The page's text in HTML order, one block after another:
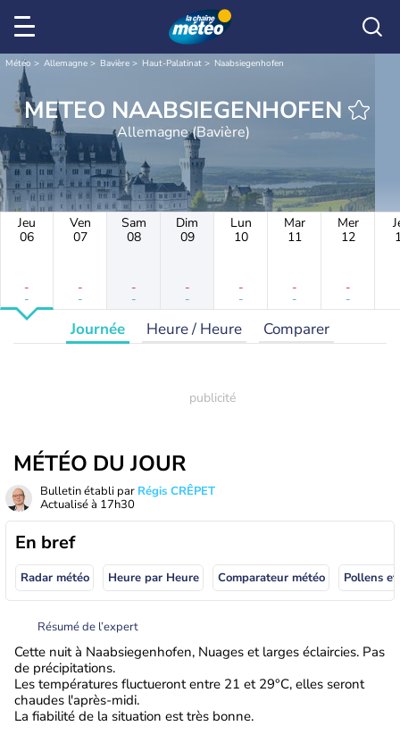
Météo Allemagne Bavière Haut-Palatinat Naabsiegenhofen
METEO NAABSIEGENHOFEN
Allemagne (Bavière)
Jeu
06
-
-
Ven
07
-
-
Sam
08
-
-
Dim
09
-
-
Lun
10
-
-
Mar
11
-
-
Mer
12
-
-
Journée Heure / Heure Comparer
MÉTÉO DU JOUR
Bulletin établi par Régis CRÊPET
Actualisé à 17h30
En bref
Radar météo Heure par Heure Comparateur météo Pollens
Résumé de l’expert
Cette nuit à Naabsiegenhofen, Nuages et larges éclaircies. Pas
de précipitations.
Les températures fluctueront entre 21 et 29°C, elles seront
chaudes l'après-midi.
La fiabilité de la situation est très bonne.